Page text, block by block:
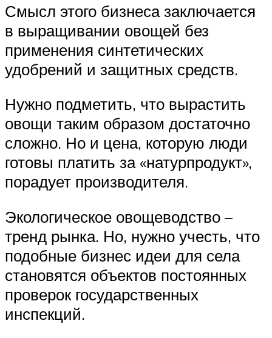
Смысл этого бизнеса заключается
в выращивании овощей без
применения синтетических
удобрений и защитных средств.
Нужно подметить, что вырастить
овощи таким образом достаточно
сложно. Но и цена, которую люди
готовы платить за «натурпродукт»,
порадует производителя.
Экологическое овощеводство –
тренд рынка. Но, нужно учесть, что
подобные бизнес идеи для села
становятся объектов постоянных
проверок государственных
инспекций.